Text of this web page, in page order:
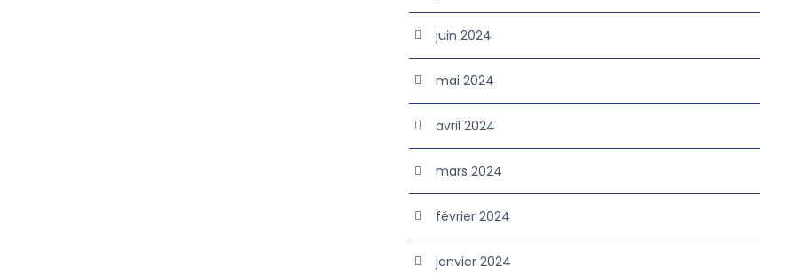
juin 2024
mai 2024
avril 2024
mars 2024
février 2024
janvier 2024